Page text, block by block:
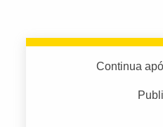
Continua